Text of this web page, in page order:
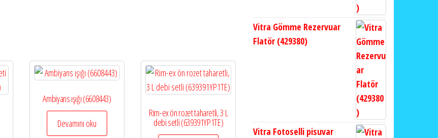
Ambiyans ışığı (6608443)
Devamını oku
Rim-ex ön rozet taharetli, 3 L
debi setli (639391YP1TE)
Vitra Gömme Rezervuar
Flatör (429380)
Vitra Fotoselli pisuvar